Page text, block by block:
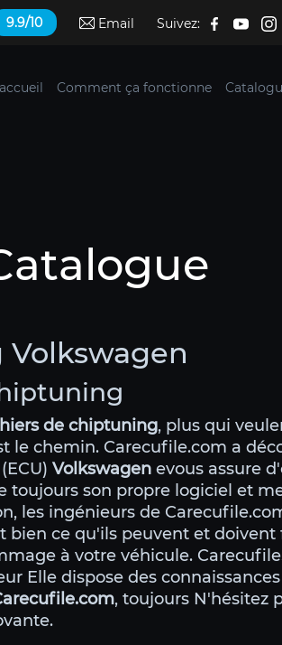
9.9/10 Email Suivez:
Comment ça fonctionne
de chiptuning, plus qui
le chemin. Carecufile.com a
Volkswagen evous assure
toujours son propre logiciel et
les ingénieurs de
ce qu'ils peuvent et doivent
à votre véhicule.
Elle dispose des
, toujours N'hésitez